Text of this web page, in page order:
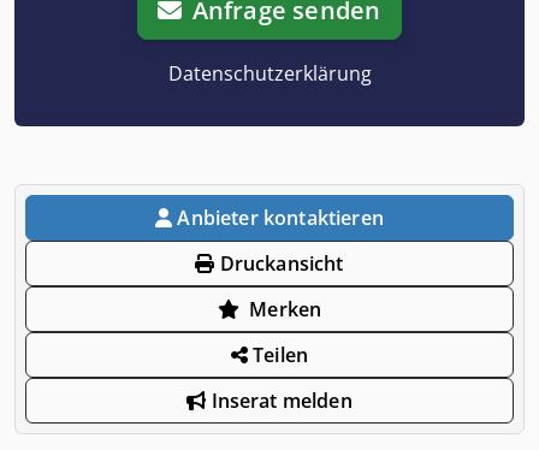
Anfrage senden
Datenschutzerklärung
Anbieter kontaktieren
Druckansicht
Merken
Teilen
Inserat melden